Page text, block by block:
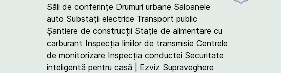
Săli de conferințe Drumuri urbane Saloanele
auto Substații electrice Transport public
Șantiere de construcții Stație de alimentare cu
carburant Inspecția liniilor de transmisie Centrele
de monitorizare Inspecția conductei Securitate
inteligentă pentru casă | Ezviz Supraveghere